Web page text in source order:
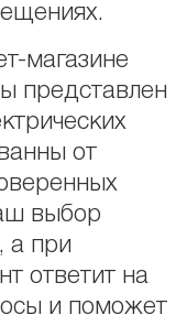
магазине
представлен
от
выбор
а при
ответит на
и поможет